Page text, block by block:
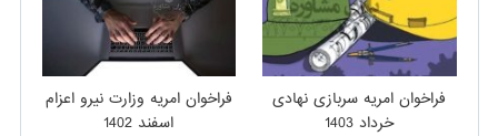
فراخوان امریه سربازی نهادی
خرداد 1403
فراخوان امریه وزارت نیرو اعزام
اسفند 1402